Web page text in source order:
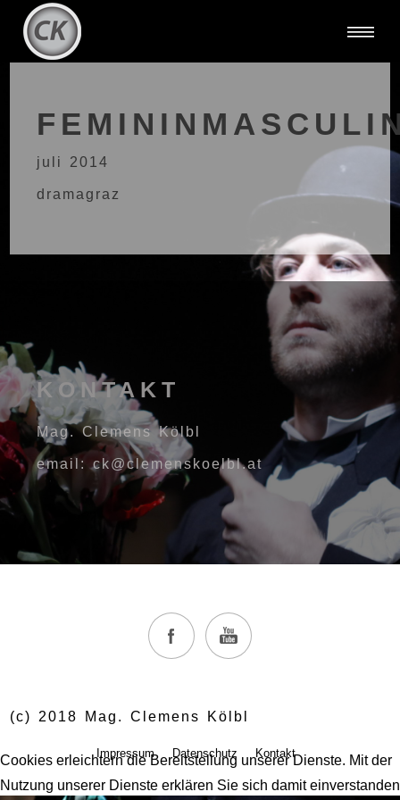
juli 2014
dramagraz
KONTAKT
Mag. Clemens Kölbl
email: ck@clemenskoelbl.at
(c) 2018 Mag. Clemens Kölbl
Impressum Datenschutz Kontakt
Cookies erleichtern die Bereitstellung unserer Dienste. Mit der
Nutzung unserer Dienste erklären Sie sich damit